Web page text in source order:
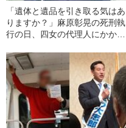
「遺体と遺品を引き取る気はあ
りますか？」麻原彰晃の死刑執
行の日、四女の代理人にかかっ
30年》